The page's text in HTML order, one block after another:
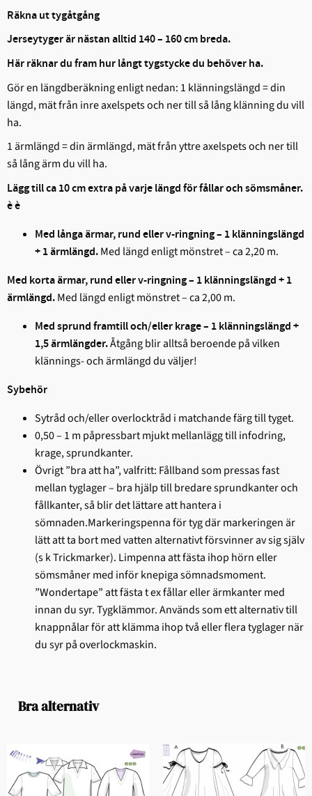
Räkna ut tygåtgång
Jerseytyger är nästan alltid 140 – 160 cm breda.
Här räknar du fram hur långt tygstycke du behöver ha.
Gör en längdberäkning enligt nedan: 1 klänningslängd = din
längd, mät från inre axelspets och ner till så lång klänning du vill
ha.
1 ärmlängd = din ärmlängd, mät från yttre axelspets och ner till
så lång ärm du vill ha.
Lägg till ca 10 cm extra på varje längd för fållar och sömsmåner.
èè
Med långa ärmar, rund eller v-ringning – 1 klänningslängd
+ 1 ärmlängd.Med längd enligt mönstret – ca 2,20 m.
Med korta ärmar, rund eller v-ringning – 1 klänningslängd + 1
ärmlängd.Med längd enligt mönstret – ca 2,00 m.
Med sprund framtill och/eller krage – 1 klänningslängd +
1,5 ärmlängder.Åtgång blir alltså beroende på vilken
klännings- och ärmlängd du väljer!
Sybehör
Sytråd och/eller overlocktråd i matchande färg till tyget.
0,50 – 1 m påpressbart mjukt mellanlägg till infodring,
krage, sprundkanter.
Övrigt ”bra att ha”, valfritt: Fållband som pressas fast
mellan tyglager – bra hjälp till bredare sprundkanter och
fållkanter, så blir det lättare att hantera i
sömnaden.Markeringspenna för tyg där markeringen är
lätt att ta bort med vatten alternativt försvinner av sig själv
(s k Trickmarker). Limpenna att fästa ihop hörn eller
sömsmåner med inför knepiga sömnadsmoment.
”Wondertape” att fästa t ex fållar eller ärmkanter med
innan du syr. Tygklämmor. Används som ett alternativ till
knappnålar för att klämma ihop två eller flera tyglager när
du syr på overlockmaskin.
Bra alternativ